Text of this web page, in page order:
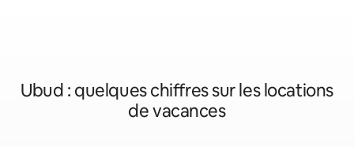
Ubud : quelques chiffres sur les locations
de vacances